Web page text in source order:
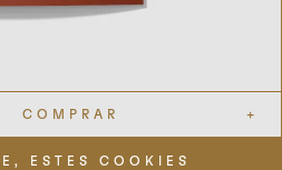
COMPRAR +
ESTES COOKIES